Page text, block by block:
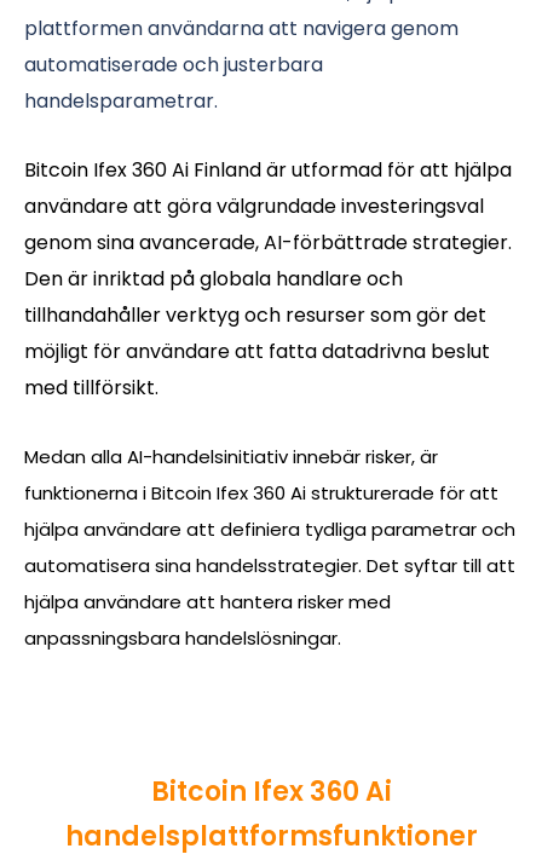
plattformen användarna att navigera genom
automatiserade och justerbara
handelsparametrar.
Bitcoin Ifex 360 Ai Finland är utformad för att hjälpa
användare att göra välgrundade investeringsval
genom sina avancerade, AI-förbättrade strategier.
Den är inriktad på globala handlare och
tillhandahåller verktyg och resurser som gör det
möjligt för användare att fatta datadrivna beslut
med tillförsikt.
Medan alla AI-handelsinitiativ innebär risker, är
funktionerna i Bitcoin Ifex 360 Ai strukturerade för att
hjälpa användare att definiera tydliga parametrar och
automatisera sina handelsstrategier. Det syftar till att
hjälpa användare att hantera risker med
anpassningsbara handelslösningar.
Bitcoin Ifex 360 Ai
handelsplattformsfunktioner